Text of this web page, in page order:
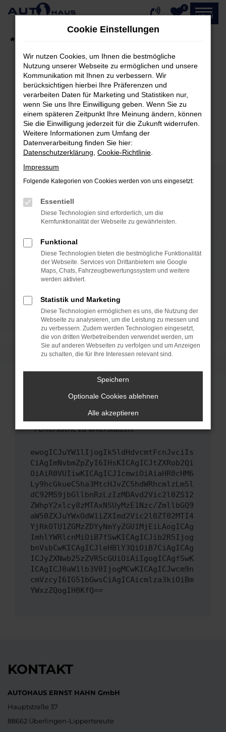
Zum
0
MENÜ
Fehler: Network Error
Beim Laden ist ein Fehler aufgetreten.
Hier sind ein paar Tipps, die dir helfen können:
Überprüfe deine Firewall und deine
Internetverbindung.
Laden andere Webseiten, zum Beispiel deine
Suchmaschine?
Prüfe deine Browsererweiterungen.
können das Laden bestimmter Seiten
verhindern. Funktioniert die Seite in einem
anderen Browser oder in einem privaten
Fenster?
Starte dein Gerät neu.
Das kann manchmal helfen, vorübergehende
Probleme zu beheben.
Betriebssystem auf dem neuesten Stand
sind.
Veraltete Software birgt nicht nur ein
Sicherheitsrisiko, sondern kann auch dazu
führen, dass bestimmte Funktionen nicht mehr
unterstützt werden.
Wende dich an den Webseitenbetreiber.
Wenn du alle oben genannten Schritte versucht
hast, kontaktiere uns bitte. Wir werden
uns diesen Text schicken, um uns bei der
Fehlersuche zu unterstützen:
ewogICJuYW1lIjogIk5ldHdvcmtFcnJvciIs
CiAgImNvbmZpZyI6IHsKICAgICJtZXRob2Qi
OiAiR0VUIiwKICAgICJ1cmwiOiAiaHR0cHM6
Ly9hcGkueC5ha3MtcHJvZC5hdWRhcmlzLm5l
dC92MS9jbGllbnRzLzIzMDAvd2Vic2l0ZS12
ZWhpY2xlcy8zMTAxNSUyMzE1Nzc/ZmllbGQ9
aW50ZXJuYWxOdW1iZXImd2Vic2l0ZT02MTI4
YjRkOTU1ZGMzZDYyNmYyZGU1MjEiLAogICAg
ImhlYWRlcnMiOiB7fSwKICAgICJib2R5Ijog
bnVsbCwKICAgICJleHBlY3QiOiB7CiAgICAg
ICJyZXNwb25zZVR5cGUiOiAiIgogICAgfSwK
ICAgICJ0aW1lb3V0IjogMCwKICAgICJwcm9n
cmVzcyI6IG51bGwsCiAgICAicmlza3kiOiBm
YWxzZQogIH0KfQ==
KONTAKT
AUTOHAUS ERNST HAHN GmbH
Hauptstraße 37
88662 Überlingen-Lippertsreute
Cookie Einstellungen
Wir nutzen Cookies, um Ihnen die bestmögliche
Nutzung unserer Webseite zu ermöglichen und unsere
Kommunikation mit Ihnen zu verbessern. Wir
berücksichtigen hierbei Ihre Präferenzen und
verarbeiten Daten für Marketing und Statistiken nur,
wenn Sie uns Ihre Einwilligung geben. Wenn Sie zu
einem späteren Zeitpunkt Ihre Meinung ändern, können
Sie die Einwilligung jederzeit für die Zukunft widerrufen.
Weitere Informationen zum Umfang der
Datenverarbeitung finden Sie hier:
Datenschutzerklärung Cookie-Richtlinie
Impressum
Folgende Kategorien von Cookies werden von uns eingesetzt:
Essentiell
Diese Technologien sind erforderlich, um die
Kernfunktionalität der Webseite zu gewährleisten.
Funktional
Diese Technologien bieten die bestmögliche Funktionalität
der Webseite. Services von Drittanbietern wie Google
Maps, Chats, Fahrzeugbewertungssystem und weitere
werden aktiviert.
Statistik und Marketing
Diese Technologien ermöglichen es uns, die Nutzung der
Webseite zu analysieren, um die Leistung zu messen und
zu verbessern. Zudem werden Technologien eingesetzt,
die von dritten Werbetreibenden verwendet werden, um
Sie auf anderen Webseiten zu verfolgen und um Anzeigen
zu schalten, die für Ihre Interessen relevant sind.
Speichern
Optionale Cookies ablehnen
Alle akzeptieren